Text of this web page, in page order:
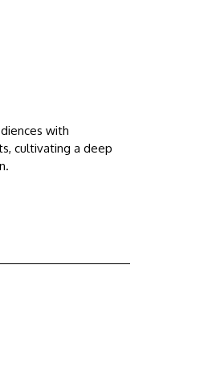
with
cultivating a deep